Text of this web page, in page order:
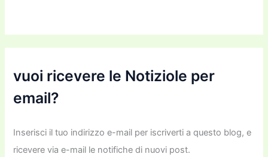
vuoi ricevere le Notiziole per
email?
Inserisci il tuo indirizzo e-mail per iscriverti a questo blog, e
ricevere via e-mail le notifiche di nuovi post.